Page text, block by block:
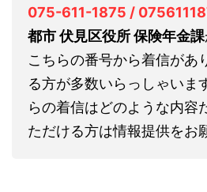
075-611-1875 /
都市 伏見区役所 保険年金課
こちらの番号から着信があ
る方が多数いらっしゃいま
らの着信はどのような内容
ただける方は情報提供をお